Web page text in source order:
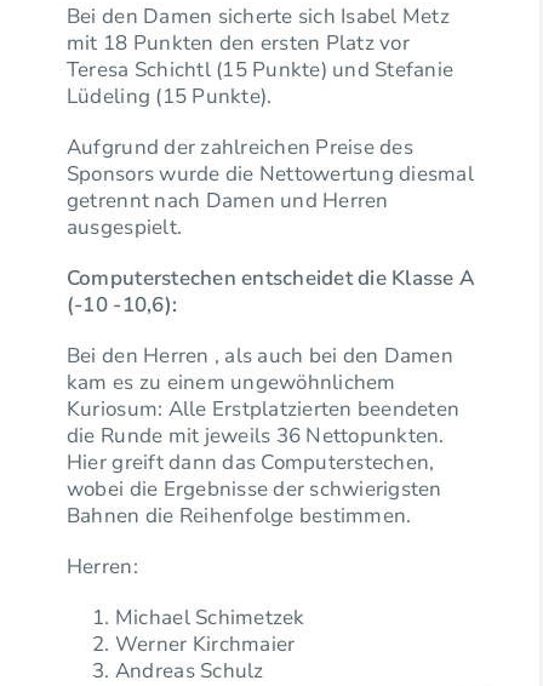
Bei den Damen sicherte sich Isabel Metz
mit 18 Punkten den ersten Platz vor
Teresa Schichtl (15 Punkte) und Stefanie
Lüdeling (15 Punkte).
Aufgrund der zahlreichen Preise des
Sponsors wurde die Nettowertung diesmal
getrennt nach Damen und Herren
ausgespielt.
Computerstechen entscheidet die Klasse A
(-10 -10,6):
Bei den Herren , als auch bei den Damen
kam es zu einem ungewöhnlichem
Kuriosum: Alle Erstplatzierten beendeten
die Runde mit jeweils 36 Nettopunkten.
Hier greift dann das Computerstechen,
wobei die Ergebnisse der schwierigsten
Bahnen die Reihenfolge bestimmen.
Herren:
Michael Schimetzek
Werner Kirchmaier
Andreas Schulz